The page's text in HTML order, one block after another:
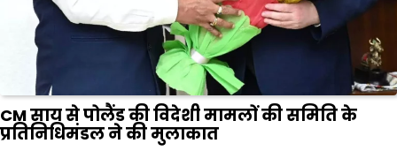
CM साय से पोलैंड की विदेशी मामलों की समिति के
प्रतिनिधिमंडल ने की मुलाकात